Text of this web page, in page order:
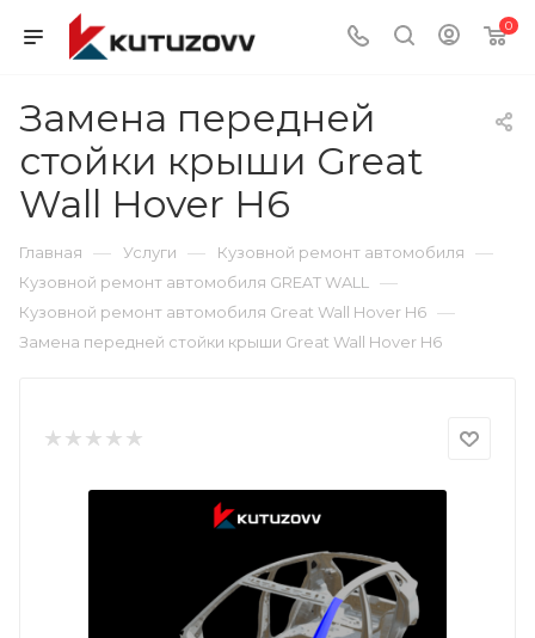
0
Замена передней
стойки крыши Great
Wall Hover H6
Главная — Услуги — Кузовной ремонт автомобиля —
Кузовной ремонт автомобиля GREAT WALL —
Кузовной ремонт автомобиля Great Wall Hover H6 —
Замена передней стойки крыши Great Wall Hover H6